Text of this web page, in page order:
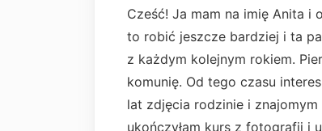
Cześć! Ja mam na imię Anita i
to robić jeszcze bardziej i ta
z każdym kolejnym rokiem.
komunię. Od tego czasu
lat zdjęcia rodzinie i
ukończyłam kurs z fotografii i